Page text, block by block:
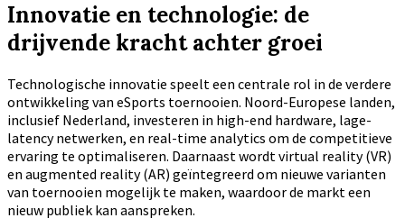
Innovatie en technologie: de
drijvende kracht achter groei
Technologische innovatie speelt een centrale rol in de verdere
ontwikkeling van eSports toernooien. Noord-Europese landen,
inclusief Nederland, investeren in high-end hardware, lage-
latency netwerken, en real-time analytics om de competitieve
ervaring te optimaliseren. Daarnaast wordt virtual reality (VR)
en augmented reality (AR) geïntegreerd om nieuwe varianten
van toernooien mogelijk te maken, waardoor de markt een
nieuw publiek kan aanspreken.